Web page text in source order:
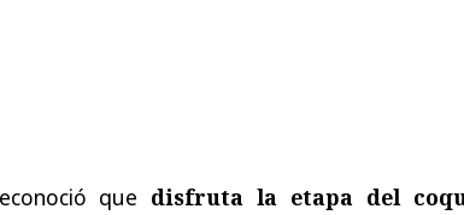
que disfruta la etapa del